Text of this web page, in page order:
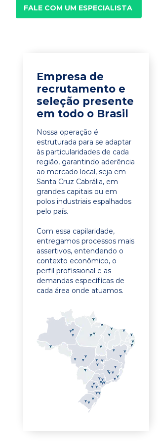
FALE COM UM ESPECIALISTA
Empresa de
recrutamento e
seleção presente
em todo o Brasil
Nossa operação é
estruturada para se adaptar
às particularidades de cada
região, garantindo aderência
ao mercado local, seja em
Santa Cruz Cabrália, em
grandes capitais ou em
polos industriais espalhados
pelo país.
Com essa capilaridade,
entregamos processos mais
assertivos, entendendo o
contexto econômico, o
perfil profissional e as
demandas específicas de
cada área onde atuamos.